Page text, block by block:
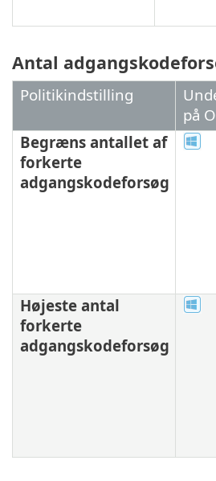
Antal
Politikindstilling
på
Begræns antallet af
forkerte
adgangskodeforsøg
Højeste antal
forkerte
adgangskodeforsøg